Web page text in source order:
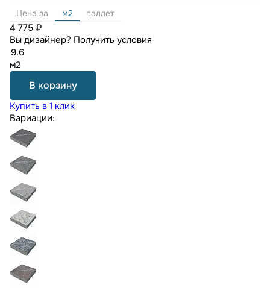
Цена за м2 паллет
4 775 ₽
Вы дизайнер? Получить условия
м2
В корзину
Купить в 1 клик
Вариации: